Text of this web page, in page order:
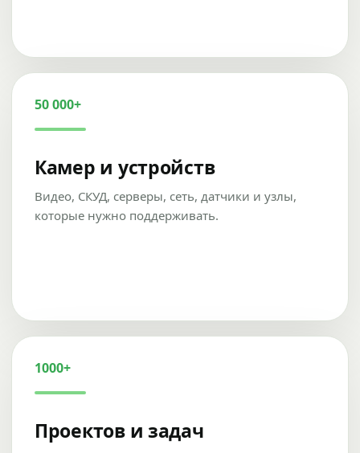
50 000+
Камер и устройств
Видео, СКУД, серверы, сеть, датчики и узлы,
которые нужно поддерживать.
1000+
Проектов и задач